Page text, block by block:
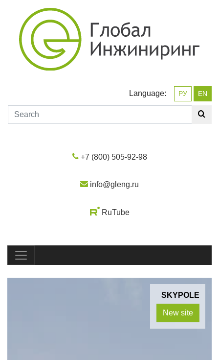
Language: РУ EN
+7 (800) 505-92-98
info@gleng.ru
RuTube
SKYPOLE
New site